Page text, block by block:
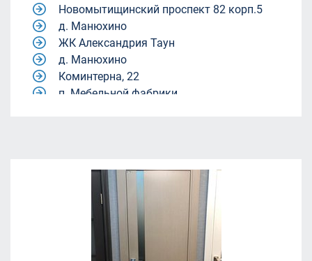
Новомытищинский проспект 82 корп.5
д. Манюхино
ЖК Александрия Таун
д. Манюхино
Коминтерна, 22
п. Мебельной фабрики.
Молодежный центр «Родина»
ул. Академика Каргина, 40, корп. 1
(магазин "Пятёрочка").
ЖК Александрия Таун
Ленинский городской округ, Московская
область, посёлок Совхоза имени Ленина.